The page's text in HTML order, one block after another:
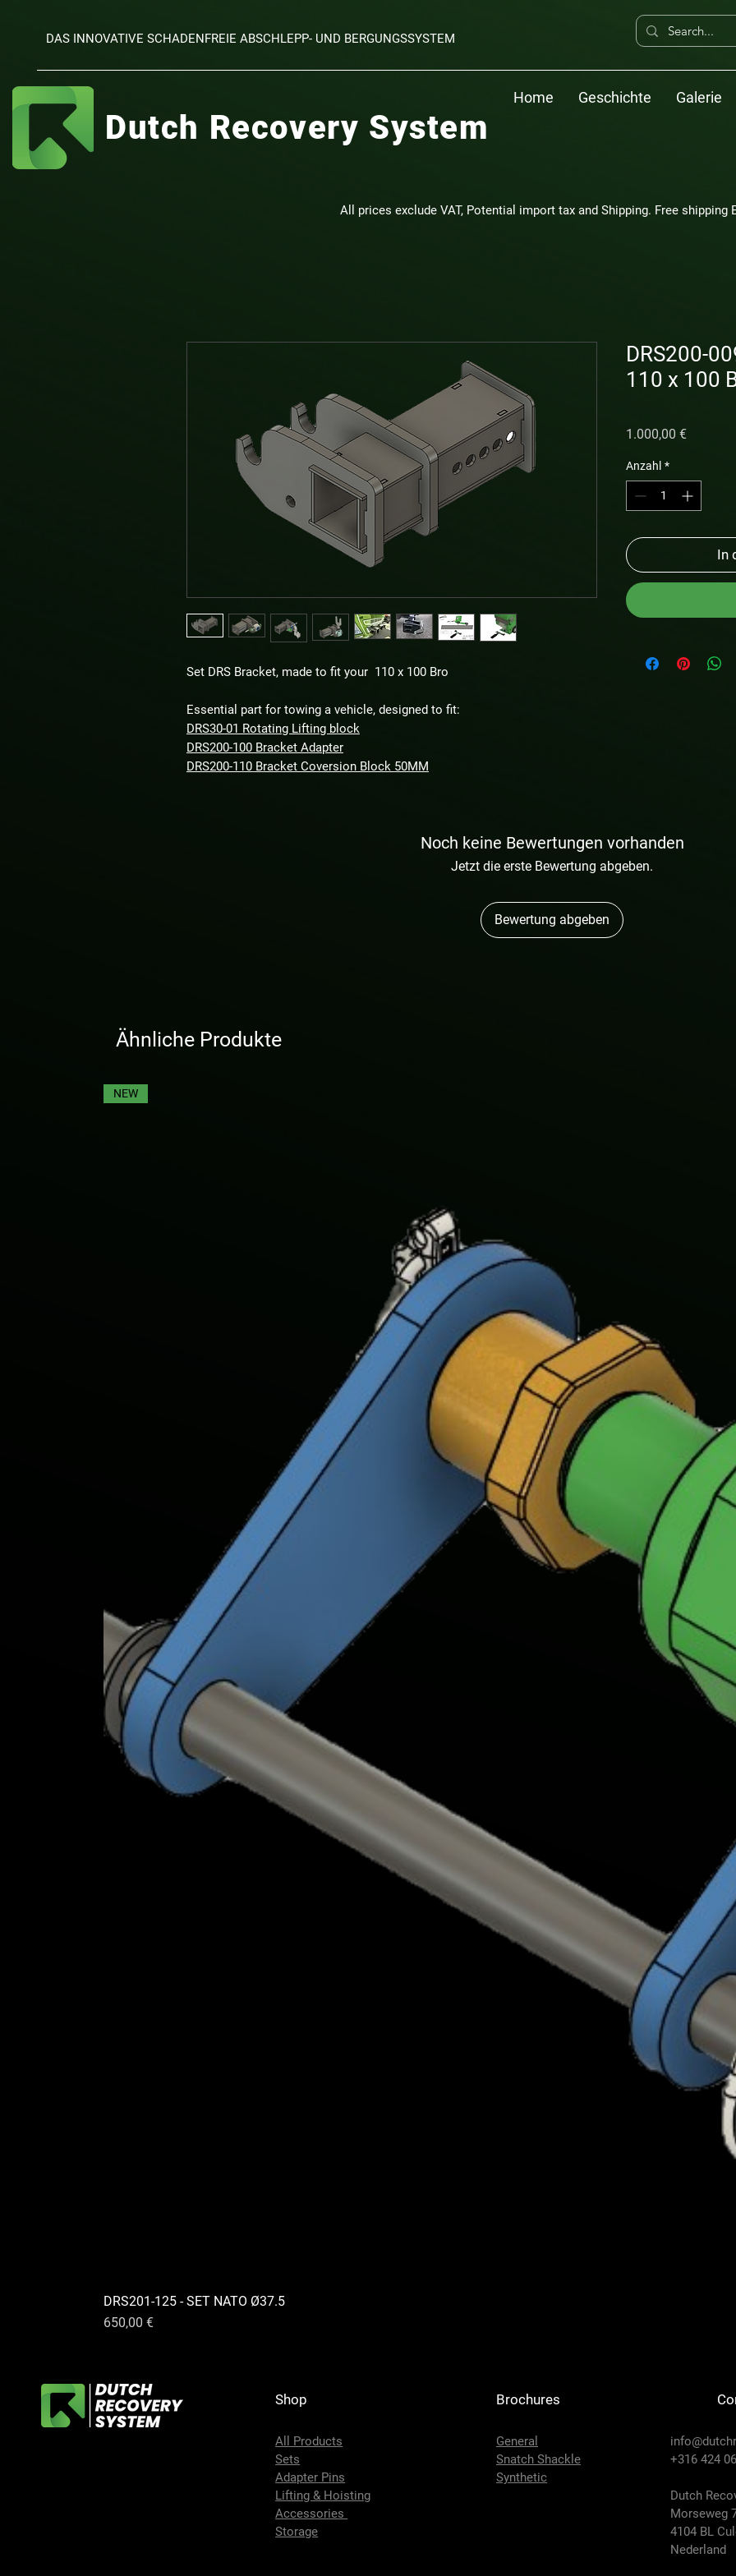
DAS INNOVATIVE SCHADENFREIE ABSCHLEPP- UND BERGUNGSSYSTEM
Dutch Recovery System
Home Geschichte Galerie
All prices exclude VAT, Potential import tax and Shipping. Free shipping
Set DRS Bracket, made to fit your 110 x 100 Bro
Essential part for towing a vehicle, designed to fit:
DRS30-01 Rotating Lifting block
DRS200-100 Bracket Adapter
DRS200-110 Bracket Coversion Block 50MM
DRS200-
110 x 100
1.000,00 €Preis
Anzahl *
In
Noch keine Bewertungen vorhanden
Jetzt die erste Bewertung abgeben.
Bewertung abgeben
Ähnliche Produkte
NEW
DRS201-125 - SET NATO Ø37.5
Preis
650,00 €
Shop
All Products
Sets
Adapter Pins
Lifting & Hoisting
Accessories
Storage
Brochures
General
Snatch Shackle
Synthetic
+316 424
Dutch
Morseweg
4104 BL
Nederland